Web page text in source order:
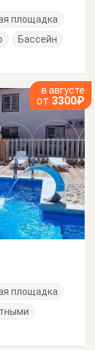
площадка
Бассейн
в августе
от 3300₽
площадка